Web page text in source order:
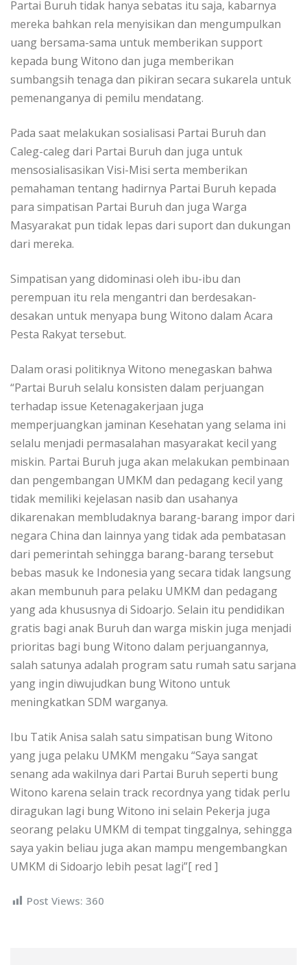
Partai Buruh tidak hanya sebatas itu saja, kabarnya
mereka bahkan rela menyisikan dan mengumpulkan
uang bersama-sama untuk memberikan support
kepada bung Witono dan juga memberikan
sumbangsih tenaga dan pikiran secara sukarela untuk
pemenanganya di pemilu mendatang.
Pada saat melakukan sosialisasi Partai Buruh dan
Caleg-caleg dari Partai Buruh dan juga untuk
mensosialisasikan Visi-Misi serta memberikan
pemahaman tentang hadirnya Partai Buruh kepada
para simpatisan Partai Buruh dan juga Warga
Masyarakat pun tidak lepas dari suport dan dukungan
dari mereka.
Simpatisan yang didominasi oleh ibu-ibu dan
perempuan itu rela mengantri dan berdesakan-
desakan untuk menyapa bung Witono dalam Acara
Pesta Rakyat tersebut.
Dalam orasi politiknya Witono menegaskan bahwa
“Partai Buruh selalu konsisten dalam perjuangan
terhadap issue Ketenagakerjaan juga
memperjuangkan jaminan Kesehatan yang selama ini
selalu menjadi permasalahan masyarakat kecil yang
miskin. Partai Buruh juga akan melakukan pembinaan
dan pengembangan UMKM dan pedagang kecil yang
tidak memiliki kejelasan nasib dan usahanya
dikarenakan membludaknya barang-barang impor dari
negara China dan lainnya yang tidak ada pembatasan
dari pemerintah sehingga barang-barang tersebut
bebas masuk ke Indonesia yang secara tidak langsung
akan membunuh para pelaku UMKM dan pedagang
yang ada khususnya di Sidoarjo. Selain itu pendidikan
gratis bagi anak Buruh dan warga miskin juga menjadi
prioritas bagi bung Witono dalam perjuangannya,
salah satunya adalah program satu rumah satu sarjana
yang ingin diwujudkan bung Witono untuk
meningkatkan SDM warganya.
Ibu Tatik Anisa salah satu simpatisan bung Witono
yang juga pelaku UMKM mengaku “Saya sangat
senang ada wakilnya dari Partai Buruh seperti bung
Witono karena selain track recordnya yang tidak perlu
diragukan lagi bung Witono ini selain Pekerja juga
seorang pelaku UMKM di tempat tinggalnya, sehingga
saya yakin beliau juga akan mampu mengembangkan
UMKM di Sidoarjo lebih pesat lagi”[ red ]
Post Views: 360